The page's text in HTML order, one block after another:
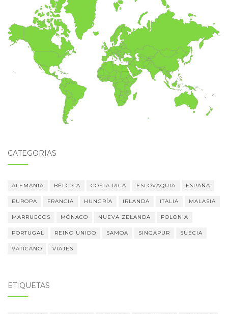
CATEGORÍAS
ALEMANIA BÉLGICA COSTA RICA ESLOVAQUIA ESPAÑA
EUROPA FRANCIA HUNGRÍA IRLANDA ITALIA MALASIA
MARRUECOS MÓNACO NUEVA ZELANDA POLONIA
PORTUGAL REINO UNIDO SAMOA SINGAPUR SUECIA
VATICANO VIAJES
ETIQUETAS